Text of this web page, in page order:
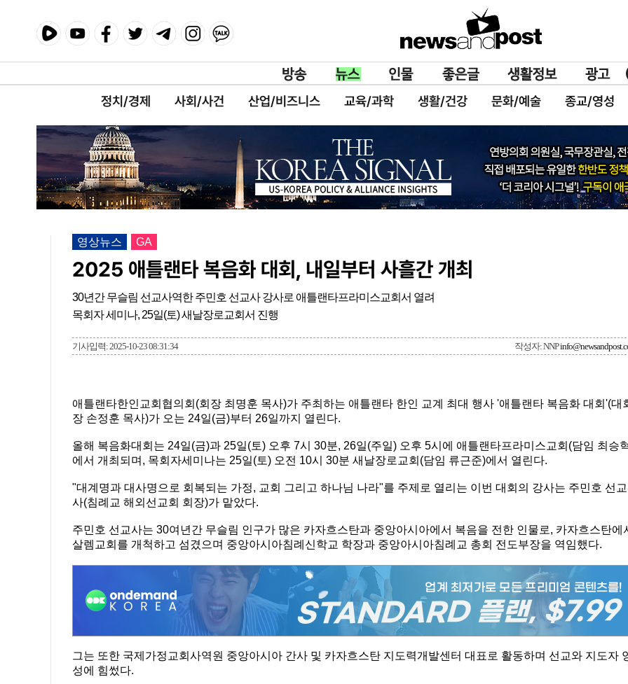
정치/경제 사회/사건 산업/비즈니스 교육/과학 생활/건강 문화/예술 종교/영성
영상뉴스 GA
2025 애틀랜타 복음화 대회, 내일부터 사흘간 개최
30년간 무슬림 선교사역한 주민호 선교사 강사로 애틀랜타프라미스교회서 열려
목회자 세미나, 25일(토) 새날장로교회서 진행
기사입력: 2025-10-23 08:31:34 작성자: NNP
애틀랜타한인교회협의회(회장 최명훈 목사)가 주최하는 애틀랜타 한인 교계 최대 행사 '애틀랜타 복음화 대회'(대
장 손정훈 목사)가 오는 24일(금)부터 26일까지 열린다.
올해 복음화대회는 24일(금)과 25일(토) 오후 7시 30분, 26일(주일) 오후 5시에 애틀랜타프라미스교회(담임 최승
에서 개최되며, 목회자세미나는 25일(토) 오전 10시 30분 새날장로교회(담임 류근준)에서 열린다.
"대계명과 대사명으로 회복되는 가정, 교회 그리고 하나님 나라"를 주제로 열리는 이번 대회의 강사는 주민호 선교
사(침례교 해외선교회 회장)가 맡았다.
주민호 선교사는 30여년간 무슬림 인구가 많은 카자흐스탄과 중앙아시아에서 복음을 전한 인물로, 카자흐스탄에
살렘교회를 개척하고 섬겼으며 중앙아시아침례신학교 학장과 중앙아시아침례교 총회 전도부장을 역임했다.
그는 또한 국제가정교회사역원 중앙아시아 간사 및 카자흐스탄 지도력개발센터 대표로 활동하며 선교와 지도자
성에 힘썼다.